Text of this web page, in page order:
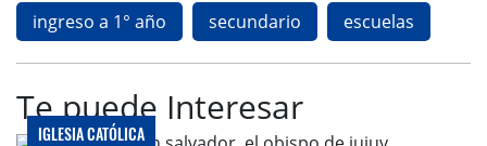
ingreso a 1° año secundario escuelas
Te puede Interesar
IGLESIA CATÓLICA